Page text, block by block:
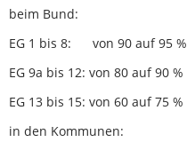
beim Bund:
EG 1 bis 8: von 90 auf 95 %
EG 9a bis 12: von 80 auf 90 %
EG 13 bis 15: von 60 auf 75 %
in den Kommunen: